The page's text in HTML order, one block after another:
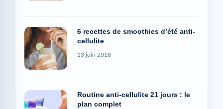
6 recettes de smoothies d’été anti-
cellulite
13 juin 2018
Routine anti-cellulite 21 jours : le
plan complet